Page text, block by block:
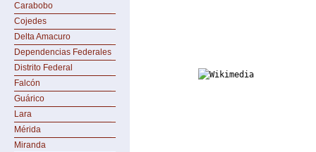
Carabobo
Cojedes
Delta Amacuro
Dependencias Federales
Distrito Federal
Falcón
Guárico
Lara
Mérida
Miranda